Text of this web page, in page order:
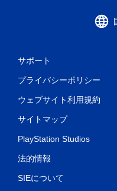
サポート
プライバシーポリシー
ウェブサイト利用規約
サイトマップ
PlayStation Studios
法的情報
SIEについて